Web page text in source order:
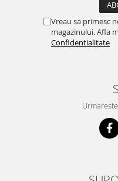
Vreau sa primesc
magazinului. Afla
Confidentialitate